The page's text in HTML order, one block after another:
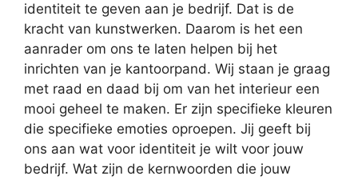
identiteit te geven aan je bedrijf. Dat is de
kracht van kunstwerken. Daarom is het een
aanrader om ons te laten helpen bij het
inrichten van je kantoorpand. Wij staan je graag
met raad en daad bij om van het interieur een
mooi geheel te maken. Er zijn specifieke kleuren
die specifieke emoties oproepen. Jij geeft bij
ons aan wat voor identiteit je wilt voor jouw
bedrijf. Wat zijn de kernwoorden die jouw